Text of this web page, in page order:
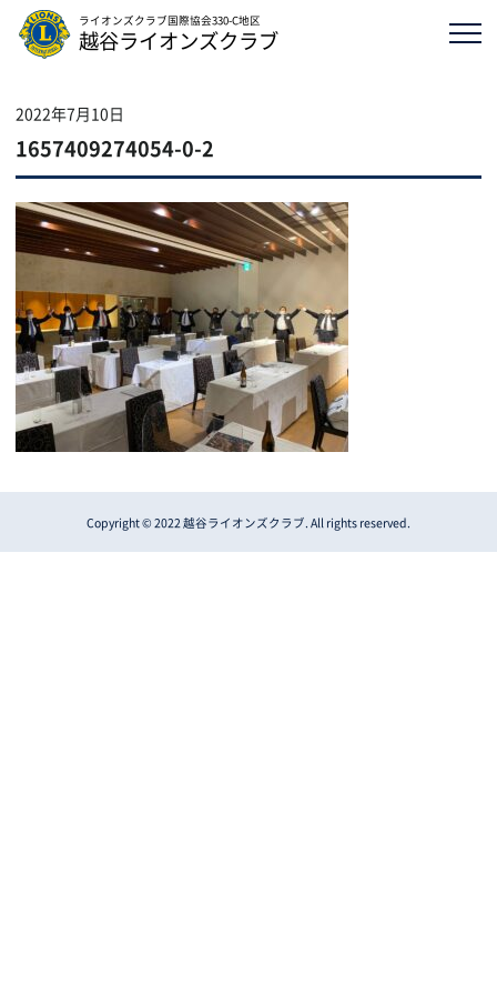
ライオンズクラブ国際協会330-C地区
越谷ライオンズクラブ
2022年7月10日
1657409274054-0-2
Copyright © 2022 越谷ライオンズクラブ. All rights reserved.